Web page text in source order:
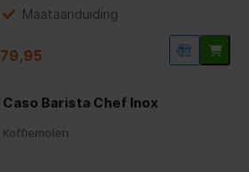
Maataanduiding
79,95
Caso Barista Chef Inox
Koffiemolen